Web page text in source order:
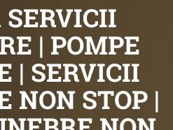
SERVICII
| POMPE
| SERVICII
NON STOP |